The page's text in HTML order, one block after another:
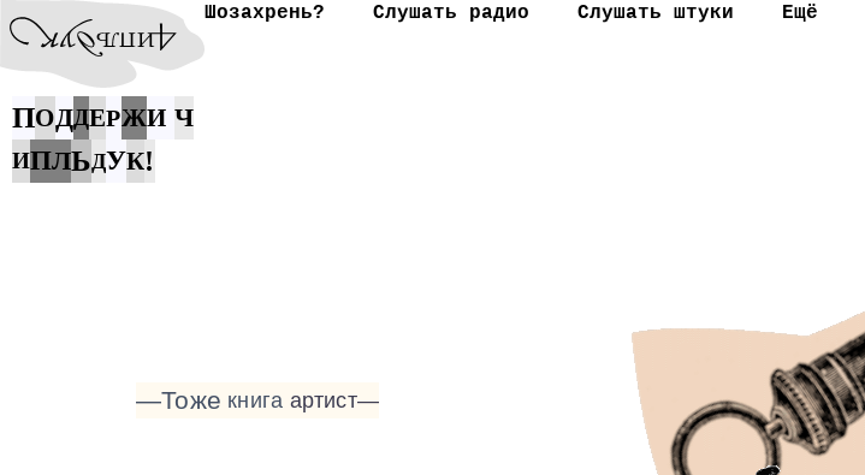
Шозахрень? Слушать радио Слушать штуки Ещё
ПОДДЕРЖИ Ч
ИПЛЬДУК!
—Тоже книга артист—